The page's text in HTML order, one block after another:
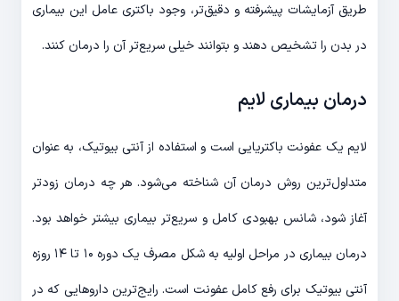
طریق آزمایشات پیشرفته و دقیق‌تر، وجود باکتری عامل این بیماری
در بدن را تشخیص دهند و بتوانند خیلی سریع‌تر آن را درمان کنند.
درمان بیماری لایم
لایم یک عفونت باکتریایی است و استفاده از آنتی بیوتیک، به عنوان
متداول‌ترین روش درمان آن شناخته می‌شود. هر چه درمان زودتر
آغاز شود، شانس بهبودی کامل و سریع‌تر بیماری بیشتر خواهد بود.
درمان بیماری در مراحل اولیه به شکل مصرف یک دوره ۱۰ تا ۱۴ روزه
آنتی بیوتیک برای رفع کامل عفونت است. رایج‌ترین داروهایی که در